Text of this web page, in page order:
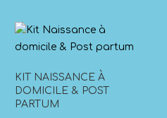
KIT NAISSANCE À
DOMICILE & POST
PARTUM